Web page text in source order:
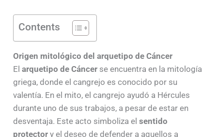
Contents
Origen mitológico del arquetipo de Cáncer
El arquetipo de Cáncerse encuentra en la mitología
griega, donde el cangrejo es conocido por su
valentía. En el mito, el cangrejo ayudó a Hércules
durante uno de sus trabajos, a pesar de estar en
desventaja. Este acto simboliza el sentido
protectory el deseo de defender a aquellos a